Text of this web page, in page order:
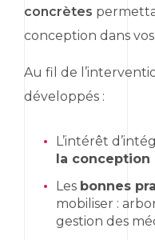
concrètes
conception dans
Au fil de
développés :
L’intérêt
la conception
Les bonnes
mobiliser :
gestion des